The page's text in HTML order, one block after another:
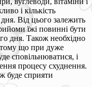
і кількість
Від цього залежить
їжі повинні бути
дня. Також необхідно
тому що при дуже
сповільнюватися, і
процесу схуднення.
буде сприяти